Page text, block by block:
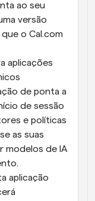
ao seu
versão
o Cal.com
aplicações
de ponta a
de sessão
e políticas
as suas
modelos de IA
aplicação